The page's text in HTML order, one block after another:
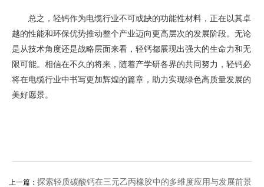
总之，轻钙作为电缆行业不可或缺的功能性材料，正在以其卓
越的性能和环保优势推动整个产业迈向更高层次的发展阶段。无论
是从技术角度还是战略层面来看，轻钙都展现出强大的生命力和无
限可能。相信在不久的将来，随着产学研各界的共同努力，轻钙必
将在电缆行业中书写更加辉煌的篇章，助力实现绿色高质量发展的
美好愿景。
上一篇： 探索轻质碳酸钙在三元乙丙橡胶中的多维度应用与发展前景